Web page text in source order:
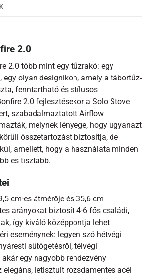
2.0
2.0 több mint egy tűzrakó: egy
egy olyan designikon, amely a tábortűz-
fenntartható és stílusos
2.0 fejlesztésekor a Solo Stove
szabadalmaztatott Airflow
melynek lényege, hogy ugyanazt
összetartozást biztosítja, de
amellett, hogy a használata minden
és tisztább.
cm-es átmérője és 35,6 cm
arányokat biztosít 4-6 fős családi,
így kiváló középpontja lehet
eseménynek: legyen szó hétvégi
sütögetésről, télvégi
egy nagyobb rendezvény
elegáns, letisztult rozsdamentes acél